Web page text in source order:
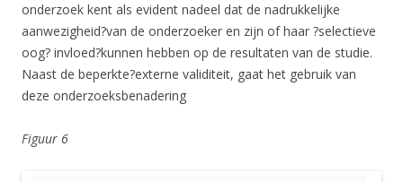
onderzoek kent als evident nadeel dat de nadrukkelijke
aanwezigheid?van de onderzoeker en zijn of haar ?selectieve
oog? invloed?kunnen hebben op de resultaten van de studie.
Naast de beperkte?externe validiteit, gaat het gebruik van
deze onderzoeksbenadering
Figuur 6